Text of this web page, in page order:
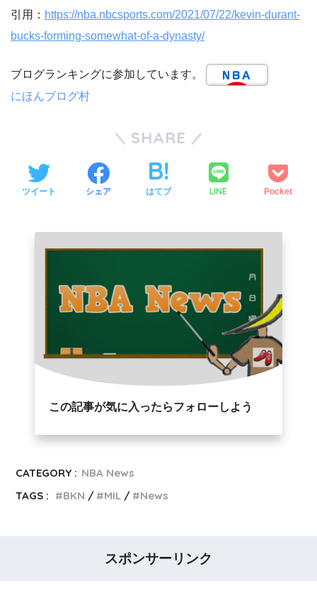
引用： https://nba.nbcsports.com/2021/07/22/kevin-durant-
bucks-forming-somewhat-of-a-dynasty/
ブログランキングに参加しています。
にほんブログ村
SHARE
ツイート シェア はてブ LINE Pocket
この記事が気に入ったらフォローしよう
CATEGORY : NBA News
TAGS :
BKN MIL News
スポンサーリンク